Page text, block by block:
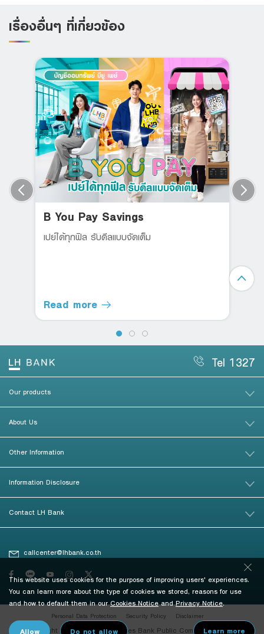
เรื่องอื่นๆ ที่เกี่ยวข้อง
B You Pay Savings
เปย์ได้ทุกฟิล รับดีลแบบจัดเต็ม
Read more
Tel 1327
Our products
About Us
Other Information
Information Disclosure
Contact LH Bank
callcenter@lhbank.co.th
© Copyright 2026 Land and Houses Bank Public Company Limited. All
Personal Data Protection Security Policy Disclaimer
This website uses cookies for the purpose of improving users' experiences.
You can learn more about the type of cookies we stored, reasons for use
and how to default them in ourCookies NoticeandPrivacy Notice.